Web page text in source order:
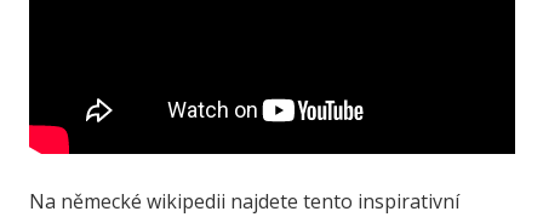
Na německé wikipedii najdete tento inspirativní